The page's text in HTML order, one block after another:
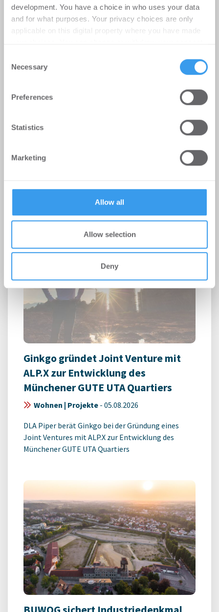
development. You have a choice in who uses your data
and for what purposes. Your privacy choices are only
applicable on this digital property where you have made
the Privacy trigger icon.
Find out more about how your personal data is processed
and set your preferences in the
We use cookies to personalise content and ads, to
provide social media features and to analyse our traffic.
our social media, advertising and analytics partners who
Selection
Necessary
Preferences
Statistics
Marketing
Allow all
Allow selection
Deny
GREIX Kaufpreisindex Q2 2026:
real sinken die Immobilienpreise im
Wohnen | Märkte
Immobilienpreise im Jahresvergleich
Ginkgo gründet Joint Venture mit
ALP.X zur Entwicklung des
Münchener GUTE UTA Quartiers
Wohnen | Projekte - 05.08.2026
DLA Piper berät Ginkgo bei der Gründung eines
Joint Ventures mit ALP.X zur Entwicklung des
Münchener GUTE UTA Quartiers